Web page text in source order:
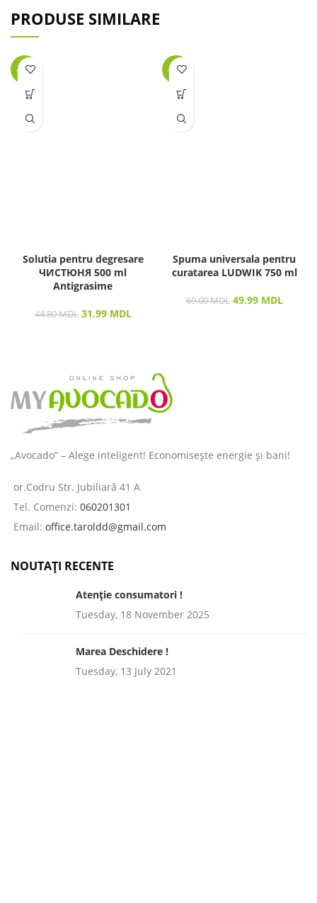
PRODUSE SIMILARE
-29%
Solutia pentru degresare
ЧИСТЮНЯ 500 ml
Antigrasime
44.80MDL 31.99 MDL
-28%
Spuma universala pentru
curatarea LUDWIK 750 ml
69.00MDL 49.99 MDL
„Avocado” – Alege inteligent! Economisește energie și bani!
or.Codru Str. Jubiliară 41 A
Tel. Comenzi: 060201301
Email: office.taroldd@gmail.com
NOUTAȚI RECENTE
Atenție consumatori !
Tuesday, 18 November 2025
Marea Deschidere !
Tuesday, 13 July 2021